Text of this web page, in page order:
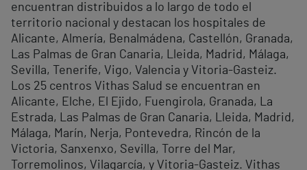
encuentran distribuidos a lo largo de todo el
territorio nacional y destacan los hospitales de
Alicante, Almería, Benalmádena, Castellón, Granada,
Las Palmas de Gran Canaria, Lleida, Madrid, Málaga,
Sevilla, Tenerife, Vigo, Valencia y Vitoria-Gasteiz.
Los 25 centros Vithas Salud se encuentran en
Alicante, Elche, El Ejido, Fuengirola, Granada, La
Estrada, Las Palmas de Gran Canaria, Lleida, Madrid,
Málaga, Marín, Nerja, Pontevedra, Rincón de la
Victoria, Sanxenxo, Sevilla, Torre del Mar,
Torremolinos, Vilagarcía, y Vitoria-Gasteiz. Vithas